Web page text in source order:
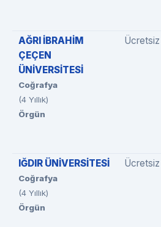
AĞRI İBRAHİM
ÇEÇEN
ÜNİVERSİTESİ
Coğrafya
(4 Yıllık)
Örgün
Ücretsiz
IĞDIR ÜNİVERSİTESİ
Coğrafya
(4 Yıllık)
Örgün
Ücretsiz